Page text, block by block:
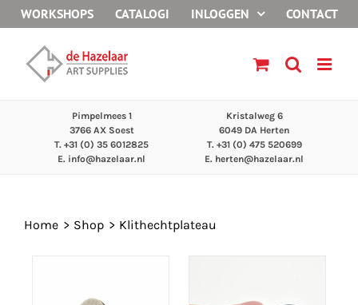
naar
inhoud
WORKSHOPS CATALOGI INLOGGEN CONTACT
Pimpelmees 1
3766 AX Soest
T. +31 (0) 35 6012825
E. info@hazelaar.nl
Kristalweg 6
6049 DA Herten
T. +31 (0) 475 520699
E. herten@hazelaar.nl
Home Shop Klithechtplateau